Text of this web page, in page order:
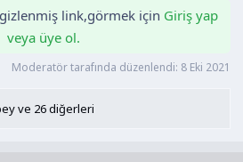
link,görmek için Giriş yap
veya üye ol.
Moderatör tarafında düzenlendi: 8 Eki 2021
ve 26 diğerleri